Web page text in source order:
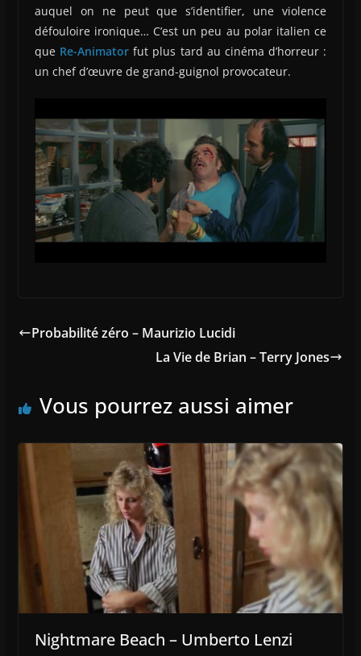
auquel on ne peut que s’identifier, une violence
défouloire ironique… C’est un peu au polar italien ce
que Re-Animatorfut plus tard au cinéma d’horreur :
un chef d’œuvre de grand-guignol provocateur.
Probabilité zéro – Maurizio Lucidi
La Vie de Brian – Terry Jones
Vous pourrez aussi aimer
Nightmare Beach – Umberto Lenzi